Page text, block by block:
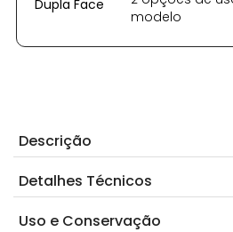
modelo
Descrição
Detalhes Técnicos
Uso e Conservação